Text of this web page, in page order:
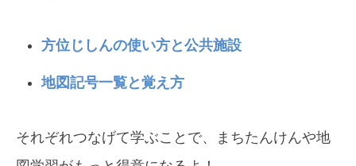
方位じしんの使い方と公共施設
地図記号一覧と覚え方
それぞれつなげて学ぶことで、まちたんけんや地